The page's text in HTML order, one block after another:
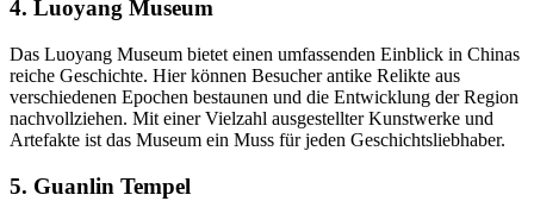
4. Luoyang Museum
Das Luoyang Museum bietet einen umfassenden Einblick in Chinas
reiche Geschichte. Hier können Besucher antike Relikte aus
verschiedenen Epochen bestaunen und die Entwicklung der Region
nachvollziehen. Mit einer Vielzahl ausgestellter Kunstwerke und
Artefakte ist das Museum ein Muss für jeden Geschichtsliebhaber.
5. Guanlin Tempel